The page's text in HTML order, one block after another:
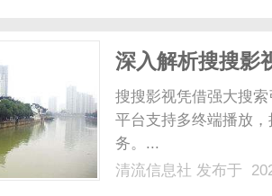
深入解析搜搜影
搜搜影视凭借强大搜
平台支持多终端播放
务。...
清流信息社 发布于